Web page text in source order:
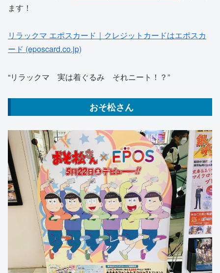
ます！
リラックマ エポスカード｜クレジットカードはエポスカ
ード (eposcard.co.jp)
“リラックマ 実は着ぐるみ それニート！？”
おそ松さん